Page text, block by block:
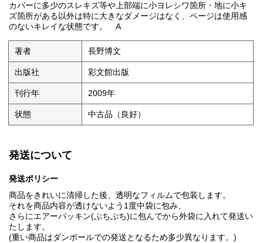
カバーに多少のスレキズ等や上部端に小ヨレシワ箇所・地に小キ
ズ箇所がある以外は特に大きなダメージはなく、ページは使用感
のないキレイな状態です。 A
著者 長野博文
出版社 彩文館出版
刊行年 2009年
状態 中古品（良好）
発送について
発送ポリシー
商品をきれいに清掃した後、透明なフィルムで包装します。
それを商品内容が透けないよう1度中袋に包み、
さらにエアーパッキン(ぷちぷち)に包んでから外袋に入れて発送い
たします。
(重い商品はダンボールでの発送となるため多少異なります。)